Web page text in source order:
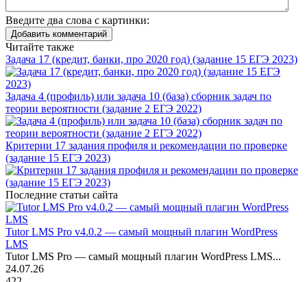
Введите два слова с картинки:
Добавить комментарий
Читайте также
Задача 17 (кредит, банки, про 2020 год) (задание 15 ЕГЭ 2023)
Задача 4 (профиль) или задача 10 (база) сборник задач по
теории вероятности (задание 2 ЕГЭ 2022)
Критерии 17 задания профиля и рекомендации по проверке
(задание 15 ЕГЭ 2023)
Последние статьи сайта
Tutor LMS Pro v4.0.2 — самый мощный плагин WordPress
LMS
Tutor LMS Pro — самый мощный плагин WordPress LMS...
24.07.26